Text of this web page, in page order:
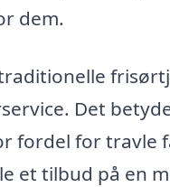
dem.
Det
fordel for travle
et tilbud på en